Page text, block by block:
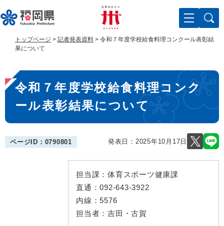
ー
ジ
す
。
ニ
ュ
し
て
へ
トップページ > 記者発表資料 > 令和７年度学校給食料理コンクール表彰結
果について
本
文
令和７年度学校給食料理コンク
ール表彰結果について
ページID：0790801 発表日： 2025年10月17日
担当課： 体育スポーツ健康課
直通：092-643-3922
内線：5576
担当者： 吉田・古賀